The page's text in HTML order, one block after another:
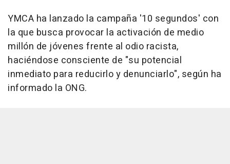
YMCA ha lanzado la campaña '10 segundos' con
la que busca provocar la activación de medio
millón de jóvenes frente al odio racista,
haciéndose consciente de "su potencial
inmediato para reducirlo y denunciarlo", según ha
informado la ONG.